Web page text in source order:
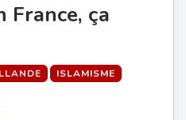
France, ça
ISLAMISME